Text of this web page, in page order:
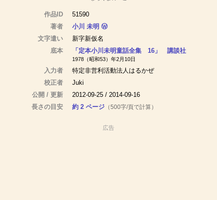
作品ID
51590
著者
小川 未明 Ⓦ
文字遣い
新字新仮名
底本
「定本小川未明童話全集 16」 講談社
1978（昭和53）年2月10日
入力者
特定非営利活動法人はるかぜ
校正者
Juki
公開 / 更新
2012-09-25 / 2014-09-16
長さの目安
約 2 ページ（500字/頁で計算）
広告